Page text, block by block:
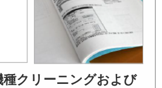
種クリーニングおよび